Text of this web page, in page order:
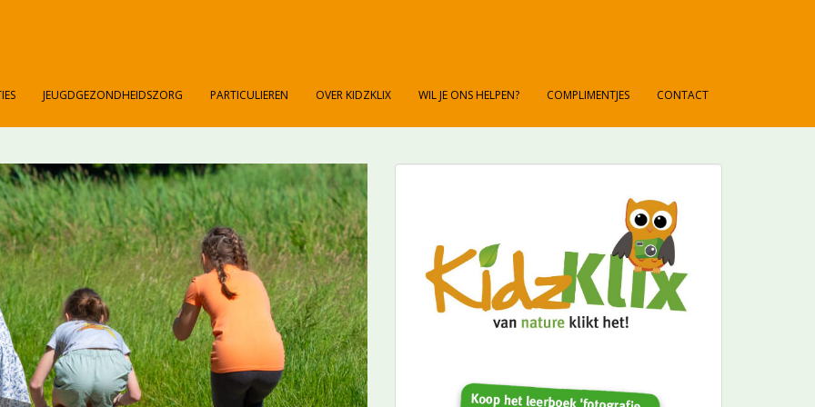
JEUGDGEZONDHEIDSZORG PARTICULIEREN OVER KIDZKLIX WIL JE ONS HELPEN? COMPLIMENTJES CONTACT